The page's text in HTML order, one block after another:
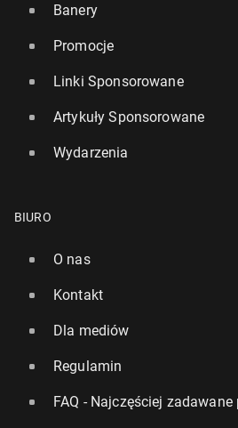
Banery
Promocje
Linki Sponsorowane
Artykuły Sponsorowane
Wydarzenia
BIURO
O nas
Kontakt
Dla mediów
Regulamin
FAQ - Najczęściej